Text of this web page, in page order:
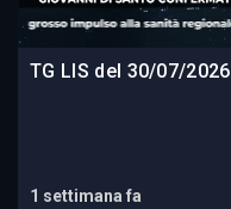
TG LIS del 30/07/2026
1 settimana fa